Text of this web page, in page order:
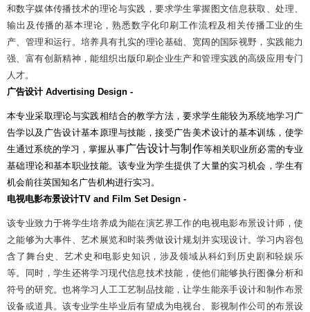
和数字媒体传播技术的理论与实践，要求学生掌握图文信息获取、处理、
输出及传播的基本理论，熟悉数字化印刷工作流程及相关传播工业的生
产、管理和运行。培养具有扎实的理论基础、宽阔的国际视野，实践能力
强、富有创新精神，能组织出版印刷企业生产和管理实践的高级应用专门
人才。
广告设计 Advertising Design -
本专业采取理论与实践相结合的教学方法，要求学生能较为系统地学习广
告学以及广告设计基本原理与技能，接受广告美术设计的基本训练，使学
生通过系统的学习，掌握从事广告设计与制作等相关职业所必需的专业
基础理论和基本职业技能。该专业为学生提供了大量的实习机会，学生有
机会前往英国知名广告机构进行实习。
电视电影布景设计TV and Film Set Design -
该专业致力于将学生培养成为能在演艺界工作的电视电影布景设计师，使
之能够为大事件、艺术展览和时装秀做设计规划并实现设计。学习内容包
含了舞台史、艺术史和电影史知识，涉及领域从科幻到历史剧和轻娱乐
等。同时，学生还将学习现代信息技术技能，使他们能够执行图像分析和
符号的研究。也将学习人工工艺制品技能，让学生能亲手设计和制作布景
设备或道具。该专业学生毕业后有望成为电视台、影视制作公司的布景设